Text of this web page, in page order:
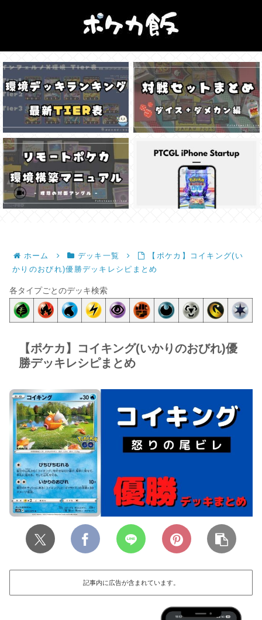
ホーム デッキ一覧
【ポケカ】コイキング(い
かりのおびれ)優勝デッキレシピまとめ
各タイプごとのデッキ検索
【ポケカ】コイキング(いかりのおびれ)優
勝デッキレシピまとめ
記事内に広告が含まれています。